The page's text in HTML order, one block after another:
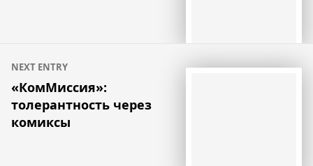
NEXT ENTRY
«КомМиссия»:
толерантность через
комиксы